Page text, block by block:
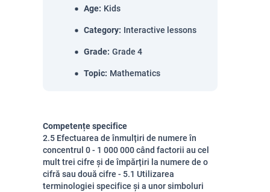
Age: Kids
Category: Interactive lessons
Grade: Grade 4
Topic: Mathematics
Competențe specifice
2.5 Efectuarea de înmulțiri de numere în
concentrul 0 - 1 000 000 când factorii au cel
mult trei cifre și de împărțiri la numere de o
cifră sau două cifre - 5.1 Utilizarea
terminologiei specifice și a unor simboluri